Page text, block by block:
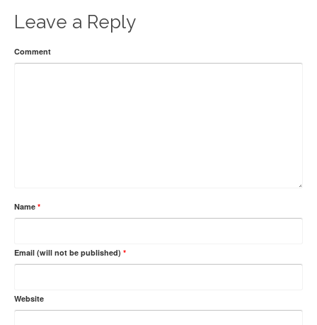
Leave a Reply
Comment
Name *
Email (will not be published) *
Website